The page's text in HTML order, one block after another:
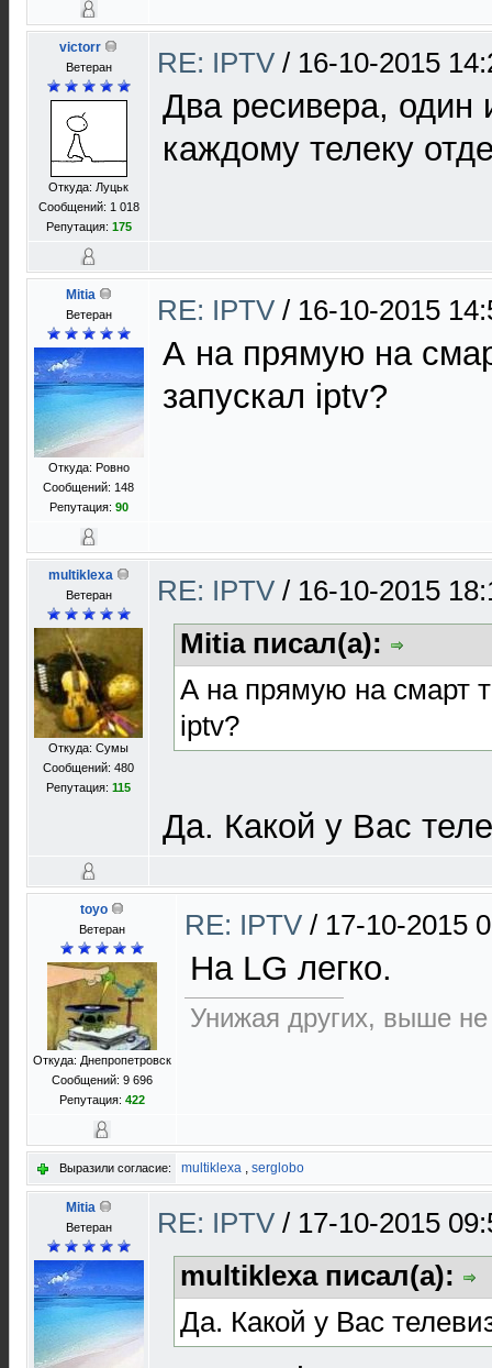
victorr
Ветеран
Откуда: Луцьк
Сообщений: 1 018
Репутация: 175
RE: IPTV / 16-10-2015
Два ресивера, один
каждому телеку
Mitia
Ветеран
Откуда: Ровно
Сообщений: 148
Репутация: 90
RE: IPTV / 16-10-2015
А на прямую на
запускал iptv?
multiklexa
Ветеран
Откуда: Сумы
Сообщений: 480
Репутация: 115
RE: IPTV / 16-10-2015
Mitia писал(а):
А на прямую на смарт
iptv?
Да. Какой у Вас
toyo
Ветеран
Откуда: Днепропетровск
Сообщений: 9 696
Репутация: 422
RE: IPTV / 17-10-2015
На LG легко.
Унижая других, выше
Выразили согласие: multiklexa , serglobo
Mitia
Ветеран RE: IPTV / 17-10-2015
multiklexa писал(а):
Да. Какой у Вас